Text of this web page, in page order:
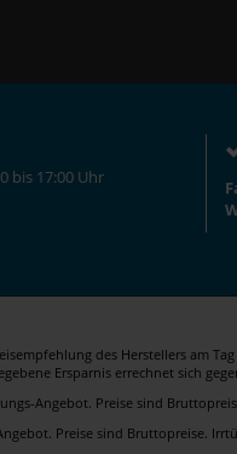
bis 17:00 Uhr
des Herstellers am Tag
Ersparnis errechnet sich
Angebot. Preise sind
Preise sind Bruttopreise.